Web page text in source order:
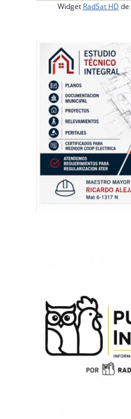
Widget RadSat HD de